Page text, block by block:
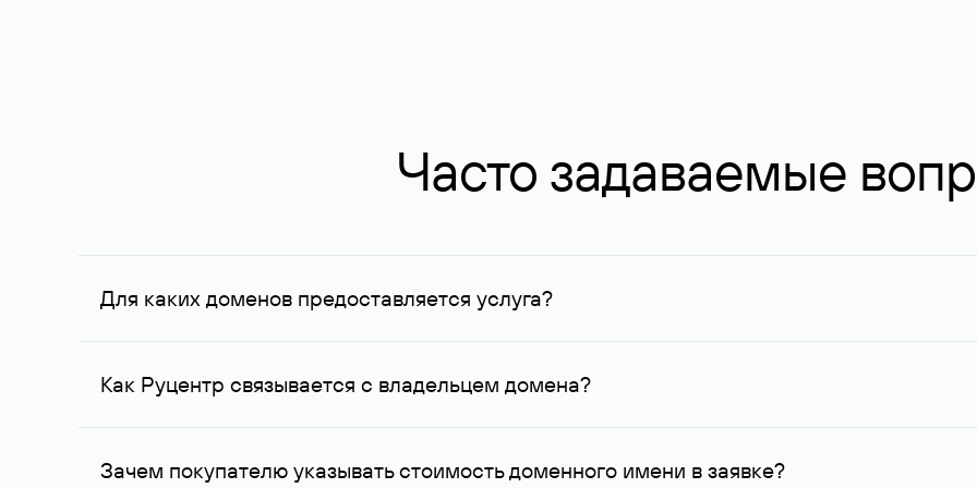
Часто задаваемые
Для каких доменов предоставляется услуга?
Услуга доступна для доменов, зарегистрированных в Руцентре и у других регистраторов. Для доменов,
Как Руцентр связывается с владельцем домена?
Для связи с владельцем домена используются его контактные данные, доступные Руцентру.
Зачем покупателю указывать стоимость доменного имени в заявке?